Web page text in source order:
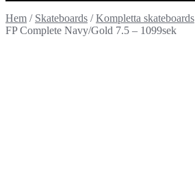
Hem / Skateboards /Kompletta skateboards
FP Complete Navy/Gold 7.5 – 1099sek